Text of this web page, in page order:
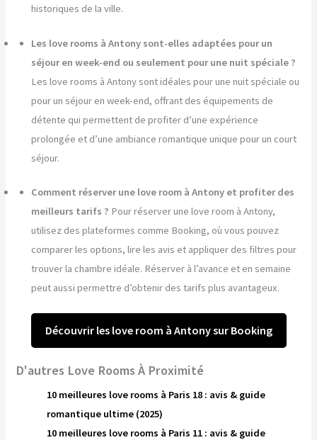
historiques de la ville.
Les love rooms à Antony sont-elles adaptées pour un
séjour en week-end ou seulement pour une nuit spéciale ?
Les love rooms à Antony sont idéales pour une nuit spéciale ou
pour un séjour en week-end, offrant des équipements de
détente qui permettent de profiter d’une expérience
prolongée et d’une ambiance romantique unique pour un court
séjour.
Comment réserver une love room à Antony et profiter des
meilleurs tarifs ? Pour réserver une love room à Antony,
utilisez des plateformes comme Booking, où vous pouvez
comparer les options, lire les avis et appliquer des filtres pour
trouver la chambre idéale. Réserver à l’avance et en semaine
peut aussi permettre d’obtenir des tarifs plus avantageux.
Découvrir les love room à Antony sur Booking
D'autres Love Rooms À Proximité
10 meilleures love rooms à Paris 18 : avis & guide
romantique ultime (2025)
10 meilleures love rooms à Paris 11 : avis & guide